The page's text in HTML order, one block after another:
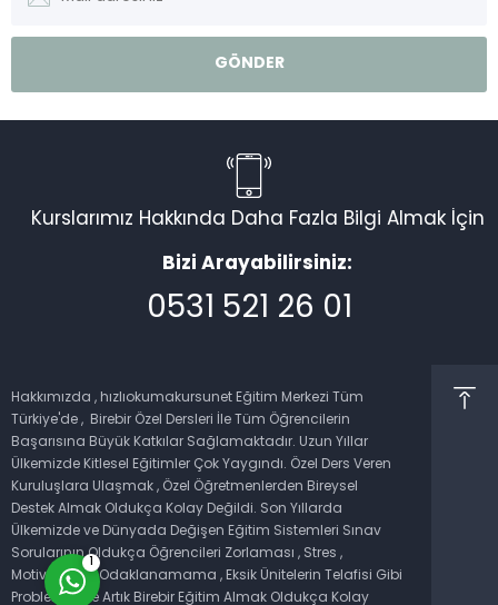
Kurslarımız Hakkında Daha Fazla Bilgi Almak İçin
Bizi Arayabilirsiniz:
0531 521 26 01
Hakkımızda , hızlıokumakursunet Eğitim Merkezi Tüm
Türkiye'de , Birebir Özel Dersleri İle Tüm Öğrencilerin
Başarısına Büyük Katkılar Sağlamaktadır. Uzun Yıllar
Ülkemizde Kitlesel Eğitimler Çok Yaygındı. Özel Ders Veren
Kuruluşlara Ulaşmak , Özel Öğretmenlerden Bireysel
Destek Almak Oldukça Kolay Değildi. Son Yıllarda
Ülkemizde ve Dünyada Değişen Eğitim Sistemleri Sınav
Sorularının Oldukça Öğrencileri Zorlaması , Stres ,
Motivasyon , Odaklanamama , Eksik Ünitelerin Telafisi Gibi
Problemlerde Artık Birebir Eğitim Almak Oldukça Kolay
Cevap Yaz